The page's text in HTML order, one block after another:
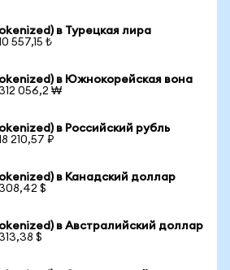
в Турецкая лира
557,15 ₺
в Южнокорейская вона
056,2 ₩
в Российский рубль
210,57 ₽
в Канадский доллар
$
в Австралийский доллар
$